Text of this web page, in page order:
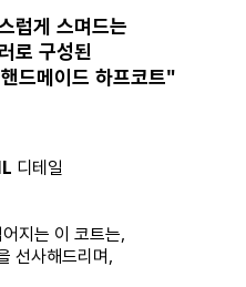
럽게 스며드는
로 구성된
드메이드 하프코트"
디테일
지는 이 코트는,
선사해드리며,